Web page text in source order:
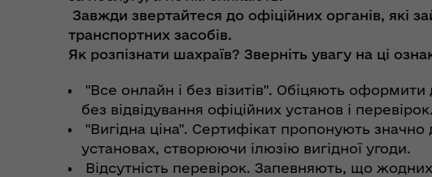
Завжди звертайтеся до офіційних органів, які
транспортних засобів.
Як розпізнати шахраїв? Зверніть увагу на ці
"Все онлайн і без візитів". Обіцяють
без відвідування офіційних установ і перевірок.
"Вигідна ціна". Сертифікат пропонують
установах, створюючи ілюзію вигідної угоди.
Відсутність перевірок. Запевняють, що